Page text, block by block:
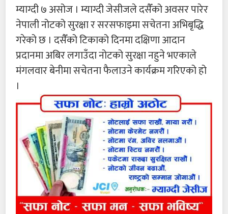
म्याग्दी ७ असोज । म्याग्दी जेसीजले दसैँको अवसर पारेर
नेपाली नोटको सुरक्षा र सरसफाइमा सचेतना अभिबृद्धि
गरेको छ । दसैँको टिकाको दिनमा दक्षिणा आदान
प्रदानमा अबिर लगाउँदा नोटको सुरक्षा नहुने भएकाले
मंगलवार बेनीमा सचेतना फैलाउने कार्यक्रम गरिएको हो
।